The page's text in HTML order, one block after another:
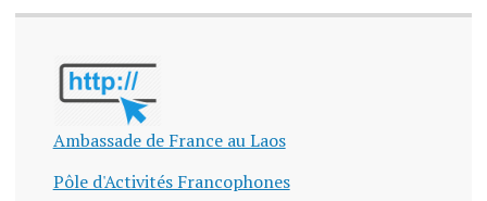
Ambassade de France au Laos
Pôle d'Activités Francophones